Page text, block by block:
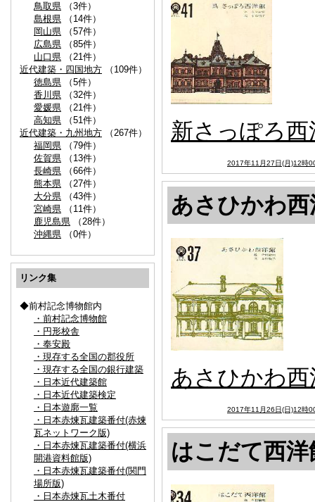
鳥取県 （3件）
島根県 （14件）
岡山県 （57件）
広島県 （85件）
山口県 （21件）
近代建築・四国地方 （109件）
徳島県 （5件）
香川県 （32件）
愛媛県 （21件）
高知県 （51件）
近代建築・九州地方 （267件）
福岡県 （79件）
佐賀県 （13件）
長崎県 （66件）
熊本県 （27件）
大分県 （43件）
宮崎県 （11件）
鹿児島県 （28件）
沖縄県 （0件）
リンク集
◆前村記念博物館内
・前村記念博物館
・円形校舎
・奉安殿
・現存する全国の郡役所
・現存する全国の銀行建築
・日本近代建築館
・日本近代建築検定
・日本遊廓一覧
・日本赤煉瓦建築番付(赤煉
瓦ネットワーク版)
・日本赤煉瓦建築番付(横浜
開港資料館版)
・日本赤煉瓦建築番付(関門
場所版)
・日本赤煉瓦土木番付
新さっぽろ西
2017年11月27日(月)12時
あさひかわ西
あさひかわ西
2017年11月26日(日)12時
はこだて西洋